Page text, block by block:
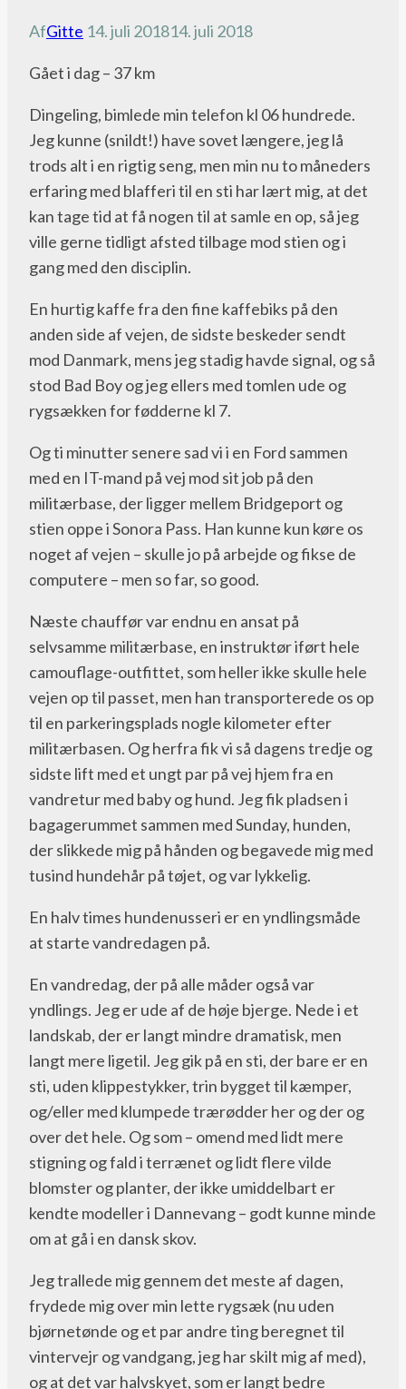
AfGitte 14. juli 201814. juli 2018
Gået i dag – 37 km
Dingeling, bimlede min telefon kl 06 hundrede.
Jeg kunne (snildt!) have sovet længere, jeg lå
trods alt i en rigtig seng, men min nu to måneders
erfaring med blafferi til en sti har lært mig, at det
kan tage tid at få nogen til at samle en op, så jeg
ville gerne tidligt afsted tilbage mod stien og i
gang med den disciplin.
En hurtig kaffe fra den fine kaffebiks på den
anden side af vejen, de sidste beskeder sendt
mod Danmark, mens jeg stadig havde signal, og så
stod Bad Boy og jeg ellers med tomlen ude og
rygsækken for fødderne kl 7.
Og ti minutter senere sad vi i en Ford sammen
med en IT-mand på vej mod sit job på den
militærbase, der ligger mellem Bridgeport og
stien oppe i Sonora Pass. Han kunne kun køre os
noget af vejen – skulle jo på arbejde og fikse de
computere – men so far, so good.
Næste chauffør var endnu en ansat på
selvsamme militærbase, en instruktør iført hele
camouflage-outfittet, som heller ikke skulle hele
vejen op til passet, men han transporterede os op
til en parkeringsplads nogle kilometer efter
militærbasen. Og herfra fik vi så dagens tredje og
sidste lift med et ungt par på vej hjem fra en
vandretur med baby og hund. Jeg fik pladsen i
bagagerummet sammen med Sunday, hunden,
der slikkede mig på hånden og begavede mig med
tusind hundehår på tøjet, og var lykkelig.
En halv times hundenusseri er en yndlingsmåde
at starte vandredagen på.
En vandredag, der på alle måder også var
yndlings. Jeg er ude af de høje bjerge. Nede i et
landskab, der er langt mindre dramatisk, men
langt mere ligetil. Jeg gik på en sti, der bare er en
sti, uden klippestykker, trin bygget til kæmper,
og/eller med klumpede trærødder her og der og
over det hele. Og som – omend med lidt mere
stigning og fald i terrænet og lidt flere vilde
blomster og planter, der ikke umiddelbart er
kendte modeller i Dannevang – godt kunne minde
om at gå i en dansk skov.
Jeg trallede mig gennem det meste af dagen,
frydede mig over min lette rygsæk (nu uden
bjørnetønde og et par andre ting beregnet til
vintervejr og vandgang, jeg har skilt mig af med),
og at det var halvskyet, som er langt bedre